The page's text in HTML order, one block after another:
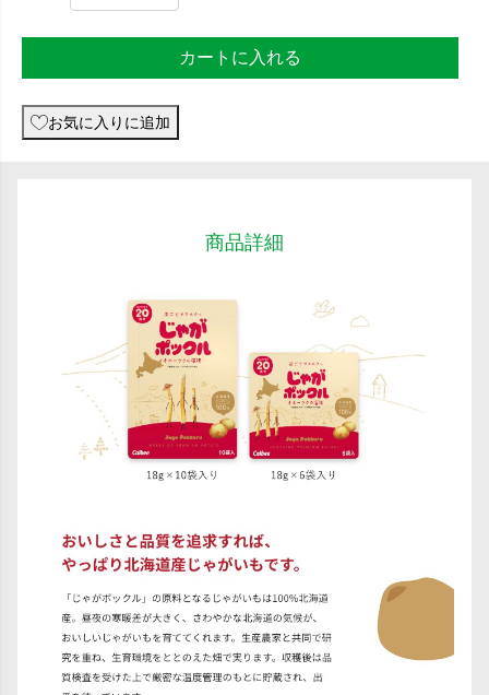
カートに入れる
お気に入りに追加
商品詳細